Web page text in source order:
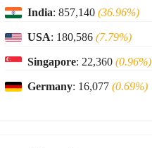
India: 857,140(36.96%)
USA: 180,586(7.79%)
Singapore: 22,360(0.96%)
Germany: 16,077(0.69%)